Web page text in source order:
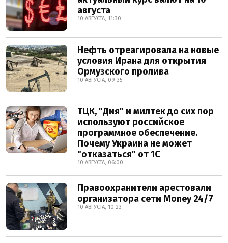
августа
10 АВГУСТА, 11:30
Нефть отреагировала на новые
условия Ирана для открытия
Ормузского пролива
10 АВГУСТА, 09:35
ТЦК, "Дия" и милтек до сих пор
используют российское
программное обеспечение.
Почему Украина не может
"отказаться" от 1С
10 АВГУСТА, 06:00
Правоохранители арестовали
организатора сети Money 24/7
10 АВГУСТА, 10:23